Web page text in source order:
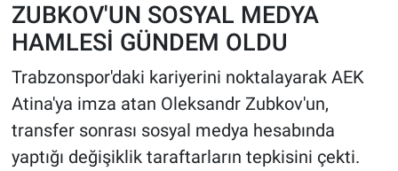
ZUBKOV'UN SOSYAL MEDYA
HAMLESİ GÜNDEM OLDU
Trabzonspor'daki kariyerini noktalayarak AEK
Atina'ya imza atan Oleksandr Zubkov'un,
transfer sonrası sosyal medya hesabında
yaptığı değişiklik taraftarların tepkisini çekti.